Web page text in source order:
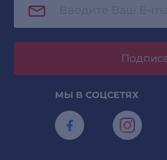
МЫ В СОЦСЕТЯХ